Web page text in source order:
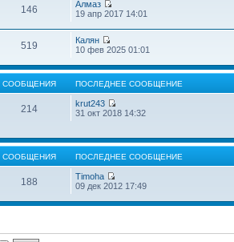
146
Алмаз
19 апр 2017 14:01
519
Калян
10 фев 2025 01:01
СООБЩЕНИЯ ПОСЛЕДНЕЕ СООБЩЕНИЕ
214
krut243
31 окт 2018 14:32
СООБЩЕНИЯ ПОСЛЕДНЕЕ СООБЩЕНИЕ
188
Timoha
09 дек 2012 17:49